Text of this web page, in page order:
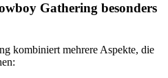
Gathering besonders
kombiniert mehrere Aspekte, die